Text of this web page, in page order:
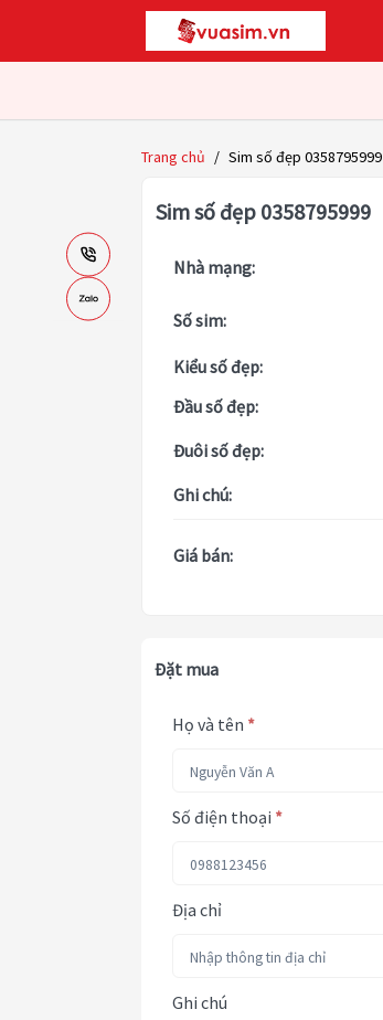
Trang chủ / Sim số đẹp 0358795999
Sim số đẹp 0358795999
Nhà mạng:
Số sim:
Kiểu số đẹp:
Đầu số đẹp:
Đuôi số đẹp:
Ghi chú:
Giá bán:
Đặt mua
Họ và tên *
Số điện thoại *
Địa chỉ
Ghi chú